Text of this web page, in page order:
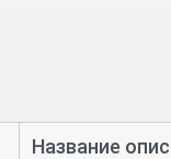
Название